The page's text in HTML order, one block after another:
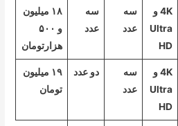
4K و
Ultra
HD
سه
عدد
سه
عدد
۱۸ میلیون
و ۵۰۰
هزارتومان
4K و
Ultra
HD
سه
عدد
دو عدد
۱۹ میلیون
تومان